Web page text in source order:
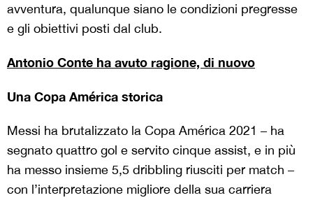
avventura, qualunque siano le condizioni pregresse
e gli obiettivi posti dal club.
Antonio Conte ha avuto ragione, di nuovo
Una Copa América storica
Messi ha brutalizzato la Copa América 2021 – ha
segnato quattro gol e servito cinque assist, e in più
ha messo insieme 5,5 dribbling riusciti per match –
con l’interpretazione migliore della sua carriera